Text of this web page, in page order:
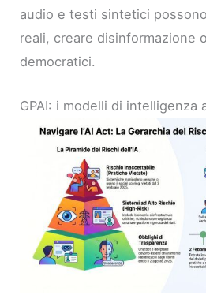
audio e testi sintetici
reali, creare disinformazione
democratici.
GPAI: i modelli di intelligenza